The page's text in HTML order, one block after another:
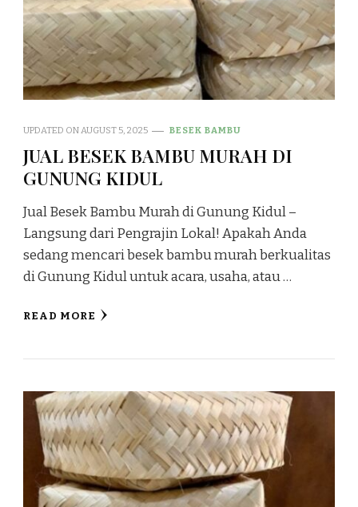
UPDATED ONAUGUST 5, 2025 BESEK BAMBU
JUAL BESEK BAMBU MURAH DI
GUNUNG KIDUL
Jual Besek Bambu Murah di Gunung Kidul –
Langsung dari Pengrajin Lokal! Apakah Anda
sedang mencari besek bambu murah berkualitas
di Gunung Kidul untuk acara, usaha, atau …
READ MORE